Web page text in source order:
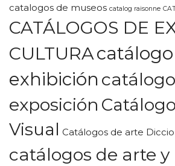
catalogos de museos catalog raisonne
CATÁLOGOS DE
CULTURA
exhibición
exposición
Visual Catálogos de arte
catálogos de arte y